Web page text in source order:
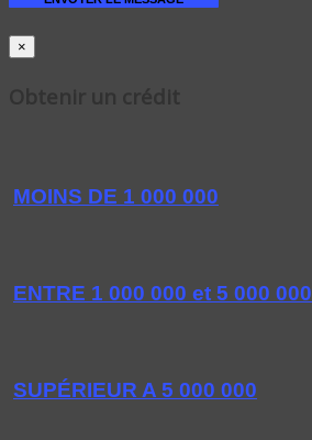
×
MOINS DE 1 000 000
ENTRE 1 000 000 et 5 000 000
SUPÉRIEUR A 5 000 000